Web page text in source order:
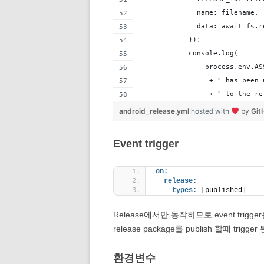
              name: filename,
data: await
            });
            console.log(
+ " has been
+ " to the
android_release.yml hosted with by
Event trigger
on:
release:
types:
published
Release에서만 동작하므로 event
release package를 publish 할때 trigger
환경변수